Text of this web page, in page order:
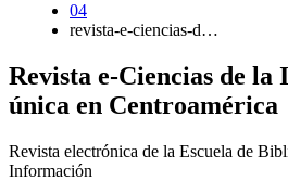
04
revista-e-ciencias-d…
Revista e-Ciencias de la
única en Centroamérica
Revista electrónica de la Escuela de
Información